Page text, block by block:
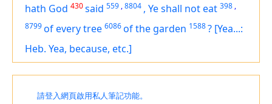
hath God 430said 559 ,8804 , Ye shall not eat 398 ,
8799of every tree 6086of the garden 1588? [Yea...:
Heb. Yea, because, etc.]
請登入網頁啟用私人筆記功能。